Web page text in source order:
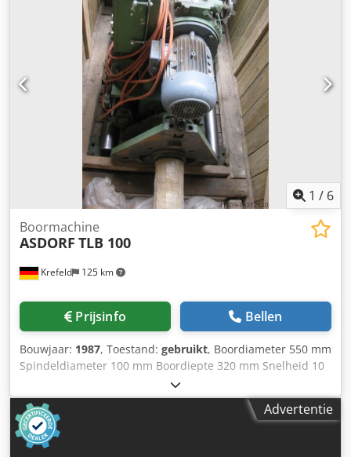
boormachine, volledig gereed voor aansluiting, Aandrijving
boorspindel via LENZE planetaire tandwielkast, Feed
aandrijving met LENZE DC-motor, vermogen 160 watt,
rechtsom en linksom draaiend, met gereedschapshouder
voor Ø 420 en 620 mm, gereedschapshouder voor
vlakdrukgereedschap LENZ LPAS 3, diverse
draaistaalsoorten,
1 / 6
Krefeld 125 km
Boormachine
ASDORF TLB 100
Prijsinfo Bellen
Bouwjaar: 1987, Toestand: gebruikt, Boordiameter 550 mm
Spindeldiameter 100 mm Boordiepte 320 mm Snelheid 10
70 omw/min Cjdpetv Ihwsfx Afwsha Aanzet traploos 0 - 12
mm/min Stroomvoorziening 380 V / 50 Hz Totaal benodigd
vermogen 3 kW Machinegewicht ca. 1,35 ton Benodigde
ruimte ca. 1,0 x 2,5 x 1,0 m Transportabele boormachine,
volledig gereed voor aansluiting, Aandrijving boorspindel
Advertentie